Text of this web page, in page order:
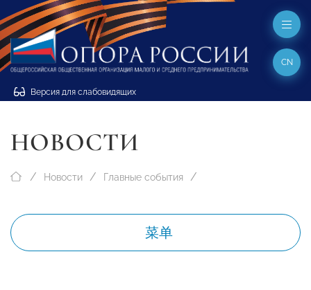
Версия для слабовидящих
CN
НОВОСТИ
Новости Главные события
菜单